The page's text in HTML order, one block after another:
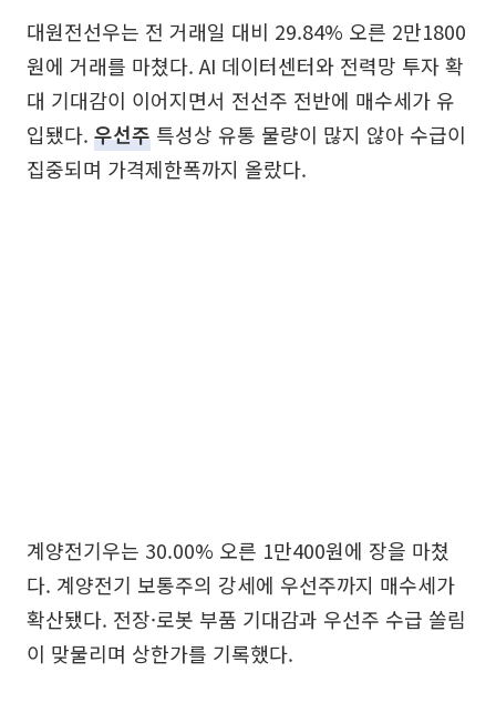
대원전선우는 전 거래일 대비 29.84% 오른 2만1800
원에 거래를 마쳤다. AI 데이터센터와 전력망 투자 확
대 기대감이 이어지면서 전선주 전반에 매수세가 유
입됐다. 우선주 특성상 유통 물량이 많지 않아 수급이
집중되며 가격제한폭까지 올랐다.
계양전기우는 30.00% 오른 1만400원에 장을 마쳤
다. 계양전기 보통주의 강세에 우선주까지 매수세가
확산됐다. 전장·로봇 부품 기대감과 우선주 수급 쏠림
이 맞물리며 상한가를 기록했다.